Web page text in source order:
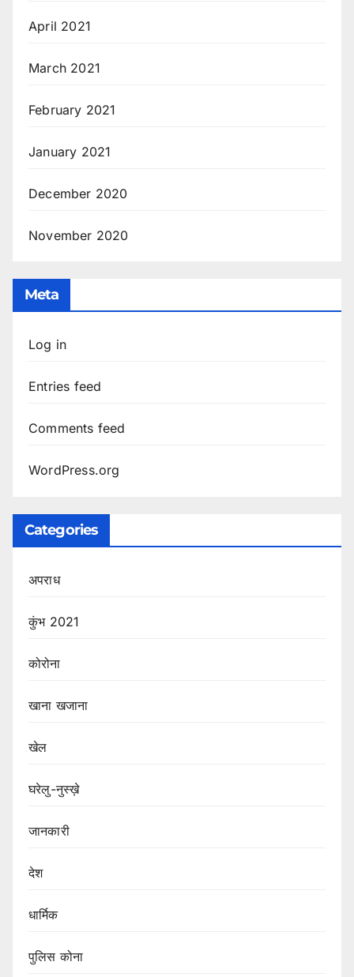
April 2021
March 2021
February 2021
January 2021
December 2020
November 2020
Meta
Log in
Entries feed
Comments feed
WordPress.org
Categories
अपराध
कुंभ 2021
कोरोना
खाना खजाना
खेल
घरेलु-नुस्ख़े
जानकारी
देश
धार्मिक
पुलिस कोना